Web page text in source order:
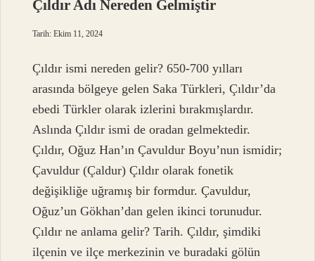
Çıldır Adı Nereden Gelmiştir
Tarih: Ekim 11, 2024
Çıldır ismi nereden gelir? 650-700 yılları
arasında bölgeye gelen Saka Türkleri, Çıldır’da
ebedi Türkler olarak izlerini bırakmışlardır.
Aslında Çıldır ismi de oradan gelmektedir.
Çıldır, Oğuz Han’ın Çavuldur Boyu’nun ismidir;
Çavuldur (Çaldur) Çıldır olarak fonetik
değişikliğe uğramış bir formdur. Çavuldur,
Oğuz’un Gökhan’dan gelen ikinci torunudur.
Çıldır ne anlama gelir? Tarih. Çıldır, şimdiki
ilçenin ve ilçe merkezinin ve buradaki gölün